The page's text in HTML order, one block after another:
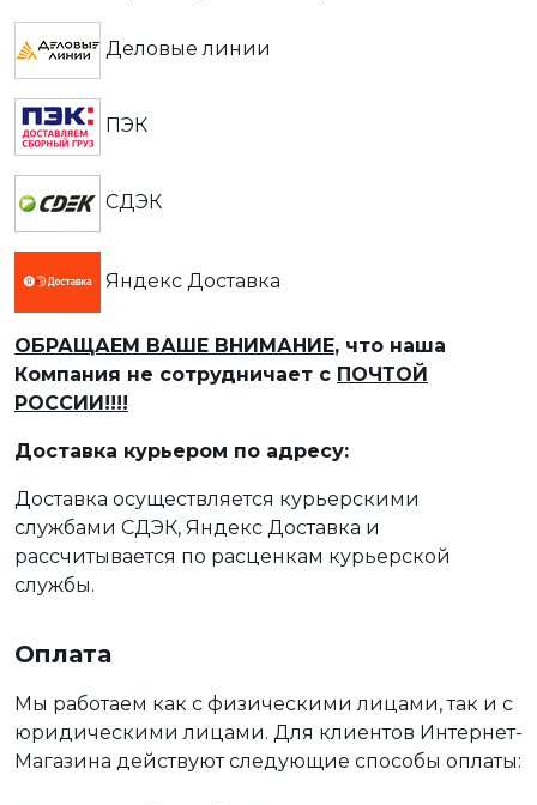
Деловые линии
ПЭК
СДЭК
Яндекс Доставка
ОБРАЩАЕМ ВАШЕ ВНИМАНИЕ, что наша
Компания не сотрудничает с ПОЧТОЙ
РОССИИ!!!!
Доставка курьером по адресу:
Доставка осуществляется курьерскими
службами СДЭК, Яндекс Доставка и
рассчитывается по расценкам курьерской
службы.
Оплата
Мы работаем как с физическими лицами, так и с
юридическими лицами. Для клиентов Интернет-
Магазина действуют следующие способы оплаты: